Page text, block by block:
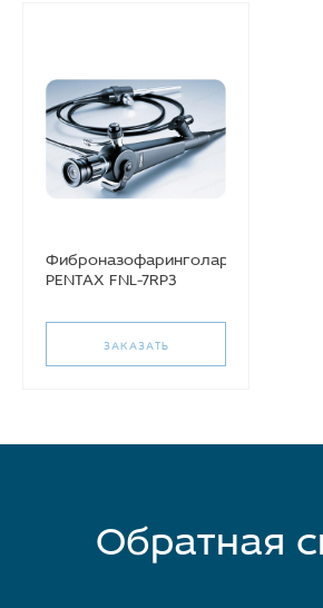
Фиброназофаринголарингоскоп
PENTAX FNL-7RP3
ЗАКАЗАТЬ
Обратная